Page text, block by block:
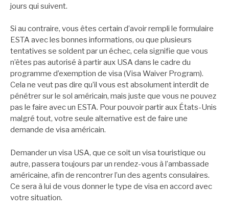
jours qui suivent.
Si au contraire, vous êtes certain d’avoir rempli le formulaire
ESTA avec les bonnes informations, ou que plusieurs
tentatives se soldent par un échec, cela signifie que vous
n’êtes pas autorisé à partir aux USA dans le cadre du
programme d’exemption de visa (Visa Waiver Program).
Cela ne veut pas dire qu’il vous est absolument interdit de
pénétrer sur le sol américain, mais juste que vous ne pouvez
pas le faire avec un ESTA. Pour pouvoir partir aux États-Unis
malgré tout, votre seule alternative est de faire une
demande de visa américain.
Demander un visa USA, que ce soit un visa touristique ou
autre, passera toujours par un rendez-vous à l’ambassade
américaine, afin de rencontrer l’un des agents consulaires.
Ce sera à lui de vous donner le type de visa en accord avec
votre situation.